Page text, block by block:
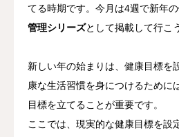
てる時期です。今月は4週で新年の
管理シリーズとして掲載して行こ
新しい年の始まりは、健康目標を
康な生活習慣を身につけるために
目標を立てることが重要です。
ここでは、現実的な健康目標を設
当院について
よくある質問
店舗一覧